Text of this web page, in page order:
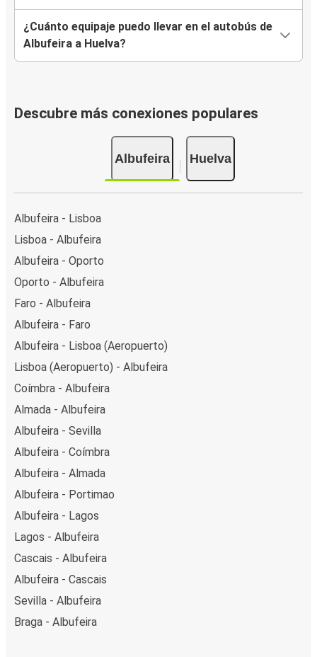
¿Cuánto equipaje puedo llevar en el autobús de
Albufeira a Huelva?
Descubre más conexiones populares
Albufeira Huelva
Albufeira - Lisboa
Lisboa - Albufeira
Albufeira - Oporto
Oporto - Albufeira
Faro - Albufeira
Albufeira - Faro
Albufeira - Lisboa (Aeropuerto)
Lisboa (Aeropuerto) - Albufeira
Coímbra - Albufeira
Almada - Albufeira
Albufeira - Sevilla
Albufeira - Coímbra
Albufeira - Almada
Albufeira - Portimao
Albufeira - Lagos
Lagos - Albufeira
Cascais - Albufeira
Albufeira - Cascais
Sevilla - Albufeira
Braga - Albufeira